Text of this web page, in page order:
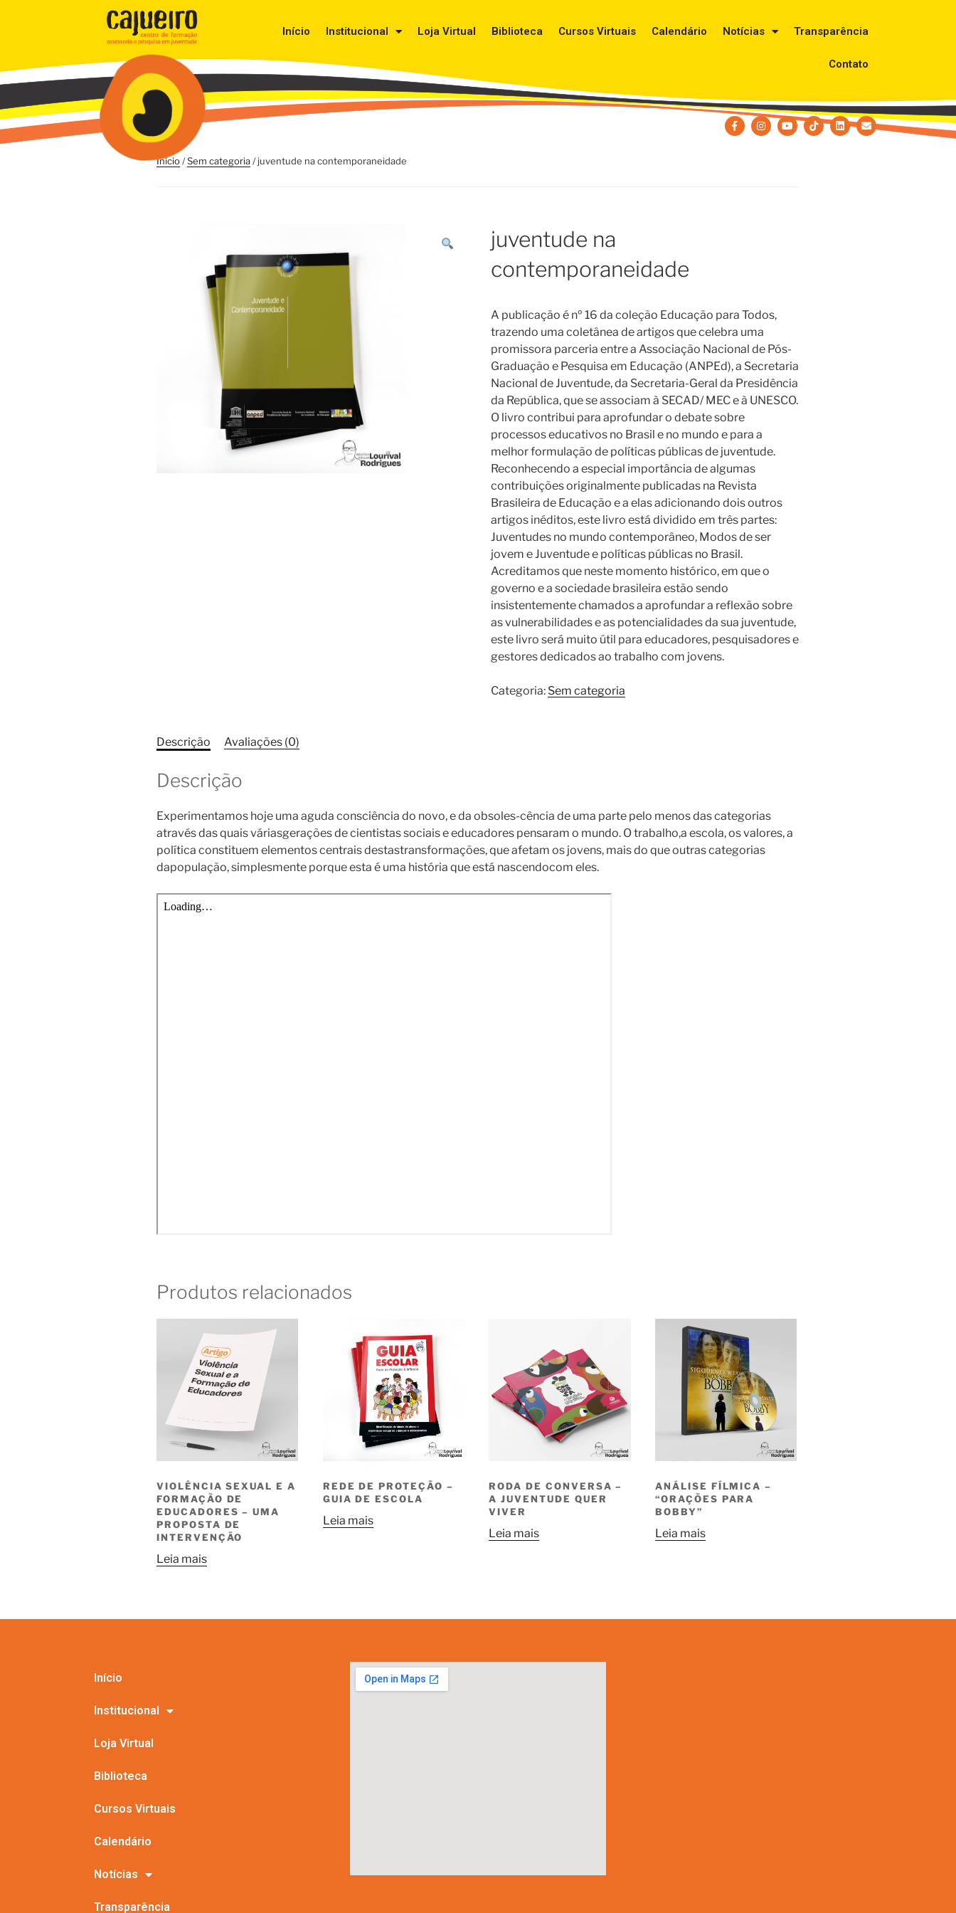
Início Institucional Loja Virtual Biblioteca Cursos Virtuais Calendário Notícias Transparência
Contato
Início/Sem categoria/ juventude na contemporaneidade
juventude na
contemporaneidade
A publicação é nº 16 da coleção Educação para Todos,
trazendo uma coletânea de artigos que celebra uma
promissora parceria entre a Associação Nacional de Pós-
Graduação e Pesquisa em Educação (ANPEd), a Secretaria
Nacional de Juventude, da Secretaria-Geral da Presidência
da República, que se associam à SECAD/ MEC e à UNESCO.
O livro contribui para aprofundar o debate sobre
processos educativos no Brasil e no mundo e para a
melhor formulação de políticas públicas de juventude.
Reconhecendo a especial importância de algumas
contribuições originalmente publicadas na Revista
Brasileira de Educação e a elas adicionando dois outros
artigos inéditos, este livro está dividido em três partes:
Juventudes no mundo contemporâneo, Modos de ser
jovem e Juventude e políticas públicas no Brasil.
Acreditamos que neste momento histórico, em que o
governo e a sociedade brasileira estão sendo
insistentemente chamados a aprofundar a reflexão sobre
as vulnerabilidades e as potencialidades da sua juventude,
este livro será muito útil para educadores, pesquisadores e
gestores dedicados ao trabalho com jovens.
Categoria: Sem categoria
Descrição Avaliações (0)
Descrição
Experimentamos hoje uma aguda consciência do novo, e da obsoles-cência de uma parte pelo menos das categorias
através das quais váriasgerações de cientistas sociais e educadores pensaram o mundo. O trabalho,a escola, os valores, a
política constituem elementos centrais destastransformações, que afetam os jovens, mais do que outras categorias
dapopulação, simplesmente porque esta é uma história que está nascendocom eles.
Produtos relacionados
VIOLÊNCIA SEXUAL E A
FORMAÇÃO DE
EDUCADORES – UMA
PROPOSTA DE
INTERVENÇÃO
Leia mais
REDE DE PROTEÇÃO –
GUIA DE ESCOLA
Leia mais
RODA DE CONVERSA –
A JUVENTUDE QUER
VIVER
Leia mais
ANÁLISE FÍLMICA –
“ORAÇÕES PARA
BOBBY”
Leia mais
Início
Institucional
Loja Virtual
Biblioteca
Cursos Virtuais
Calendário
Notícias
Transparência